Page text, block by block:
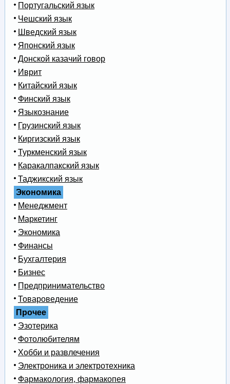
Португальский язык
Чешский язык
Шведский язык
Японский язык
Донской казачий говор
Иврит
Китайский язык
Финский язык
Языкознание
Грузинский язык
Киргизский язык
Туркменский язык
Каракалпакский язык
Таджикский язык
Экономика
Менеджмент
Маркетинг
Экономика
Финансы
Бухгалтерия
Бизнес
Предпринимательство
Товароведение
Прочее
Эзотерика
Фотолюбителям
Хобби и развлечения
Электроника и электротехника
Фармакология, фармакопея